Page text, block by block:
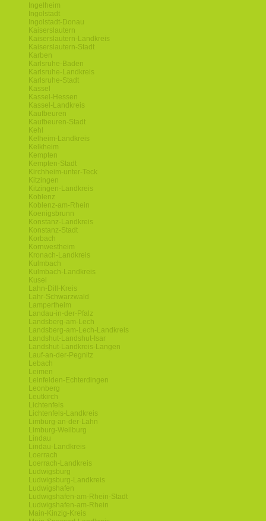
Ingelheim
Ingolstadt
Ingolstadt-Donau
Kaiserslautern
Kaiserslautern-Landkreis
Kaiserslautern-Stadt
Karben
Karlsruhe-Baden
Karlsruhe-Landkreis
Karlsruhe-Stadt
Kassel
Kassel-Hessen
Kassel-Landkreis
Kaufbeuren
Kaufbeuren-Stadt
Kehl
Kelheim-Landkreis
Kelkheim
Kempten
Kempten-Stadt
Kirchheim-unter-Teck
Kitzingen
Kitzingen-Landkreis
Koblenz
Koblenz-am-Rhein
Koenigsbrunn
Konstanz-Landkreis
Konstanz-Stadt
Korbach
Kornwestheim
Kronach-Landkreis
Kulmbach
Kulmbach-Landkreis
Kusel
Lahn-Dill-Kreis
Lahr-Schwarzwald
Lampertheim
Landau-in-der-Pfalz
Landsberg-am-Lech
Landsberg-am-Lech-Landkreis
Landshut-Landshut-Isar
Landshut-Landkreis-Langen
Lauf-an-der-Pegnitz
Lebach
Leimen
Leinfelden-Echterdingen
Leonberg
Leutkirch
Lichtenfels
Lichtenfels-Landkreis
Limburg-an-der-Lahn
Limburg-Weilburg
Lindau
Lindau-Landkreis
Loerrach
Loerrach-Landkreis
Ludwigsburg
Ludwigsburg-Landkreis
Ludwigshafen
Ludwigshafen-am-Rhein-Stadt
Ludwigshafen-am-Rhein
Main-Kinzig-Kreis